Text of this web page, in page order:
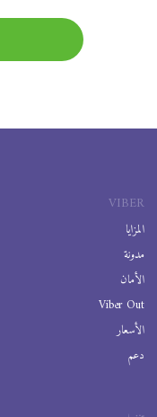
VIBER
المزايا
مدونة
الأمان
Viber Out
الأسعار
دعم